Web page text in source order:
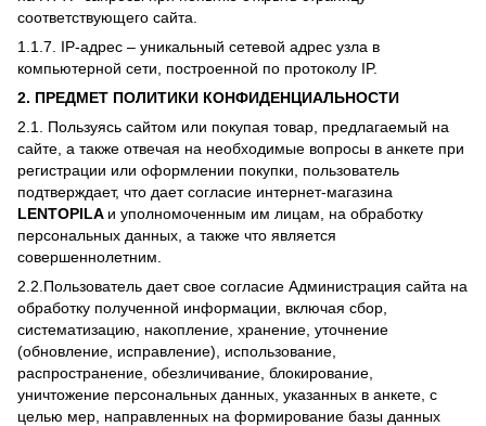
соответствующего сайта.
1.1.7. IP-адрес – уникальный сетевой адрес узла в
компьютерной сети, построенной по протоколу IP.
2. ПРЕДМЕТ ПОЛИТИКИ КОНФИДЕНЦИАЛЬНОСТИ
2.1. Пользуясь сайтом или покупая товар, предлагаемый на
сайте, а также отвечая на необходимые вопросы в анкете при
регистрации или оформлении покупки, пользователь
подтверждает, что дает согласие интернет-магазина
LENTOPILA и уполномоченным им лицам, на обработку
персональных данных, а также что является
совершеннолетним.
2.2.Пользователь дает свое согласие Администрация сайта на
обработку полученной информации, включая сбор,
систематизацию, накопление, хранение, уточнение
(обновление, исправление), использование,
распространение, обезличивание, блокирование,
уничтожение персональных данных, указанных в анкете, с
целью мер, направленных на формирование базы данных